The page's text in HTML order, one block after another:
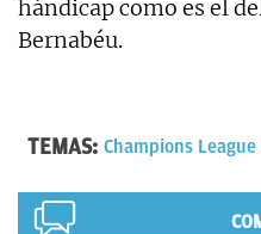
hándicap como es el
Bernabéu.
TEMAS: Champions League